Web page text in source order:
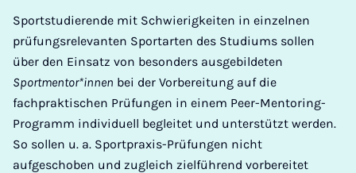
Sportstudierende mit Schwierigkeiten in einzelnen
prüfungsrelevanten Sportarten des Studiums sollen
über den Einsatz von besonders ausgebildeten
Sportmentor*innen bei der Vorbereitung auf die
fachpraktischen Prüfungen in einem Peer-Mentoring-
Programm individuell begleitet und unterstützt werden.
So sollen u. a. Sportpraxis-Prüfungen nicht
aufgeschoben und zugleich zielführend vorbereitet